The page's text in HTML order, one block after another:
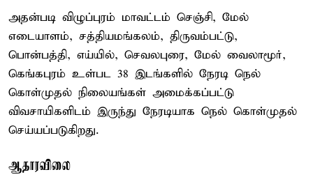
அதன்படி விழுப்புரம் மாவட்டம் செஞ்சி, மேல்
எடையாளம், சத்தியமங்கலம், திருவம்பட்டு,
பொன்பத்தி, எய்யில், செவலபுரை, மேல் வைலாமூர்,
கெங்கபுரம் உள்பட 38 இடங்களில் நேரடி நெல்
கொள்முதல் நிலையங்கள் அமைக்கப்பட்டு
விவசாயிகளிடம் இருந்து நேரடியாக நெல் கொள்முதல்
செய்யப்படுகிறது.
ஆதாரவிலை